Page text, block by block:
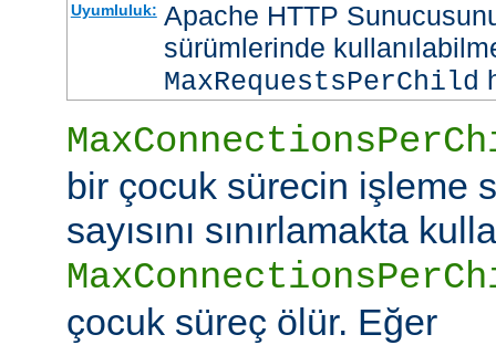
Uyumluluk: Apache HTTP
sürümlerinde
MaxRequestsPerChild
bir çocuk sürecin işleme
sayısını sınırlamakta
çocuk süreç ölür. Eğer